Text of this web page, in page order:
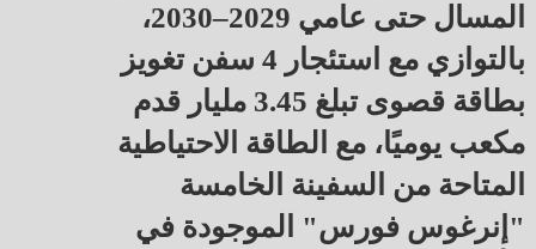
المسال حتى عامي 2029–2030،
بالتوازي مع استئجار 4 سفن تغويز
بطاقة قصوى تبلغ 3.45 مليار قدم
مكعب يوميًا، مع الطاقة الاحتياطية
المتاحة من السفينة الخامسة
"إنرغوس فورس" الموجودة في